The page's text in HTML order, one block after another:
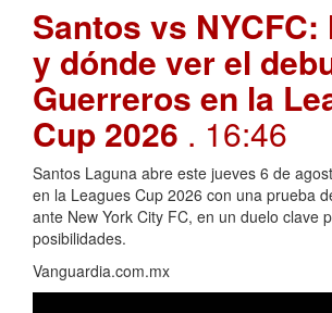
Santos vs
y dónde ver el
Guerreros en la
Cup 2026 . 16:46
Santos Laguna abre este jueves 6 de
en la Leagues Cup 2026 con una prueba
ante New York City FC, en un duelo clave
posibilidades.
Vanguardia.com.mx